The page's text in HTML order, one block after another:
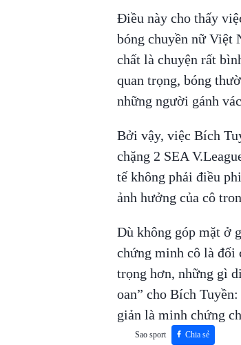
Điều này cho thấy
bóng chuyền nữ Việt
chất là chuyện rất
quan trọng, bóng
những người gánh
Bởi vậy, việc Bích
chặng 2 SEA
tế không phải điều
ảnh hưởng của cô
Dù không góp mặt ở
chứng minh cô là đối
trọng hơn, những gì
oan” cho Bích
giản là minh chứng
Sao sport Chia sẻ